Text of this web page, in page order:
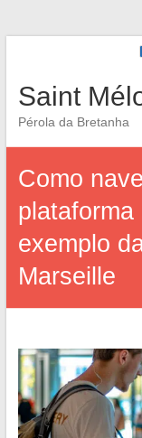
Saint
Pérola da Bretanha
Como
exemplo
Marseille